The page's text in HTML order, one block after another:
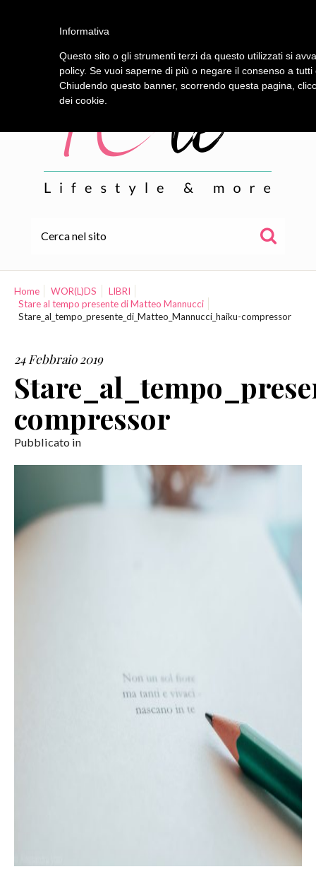
WOR(L)DS
COLLABORAZIONI
CONTATTI
Home WOR(L)DS
LIBRI
Stare al tempo presente di Matteo Mannucci
Stare_al_tempo_presente_di_Matteo_Mannucci_haiku-compressor
24 Febbraio 2019
compressor
Pubblicato in
Informativa
Questo sito o gli strumenti terzi da questo utilizzati si
policy. Se vuoi saperne di più o negare il consenso a
Chiudendo questo banner, scorrendo questa pagina,
dei cookie.